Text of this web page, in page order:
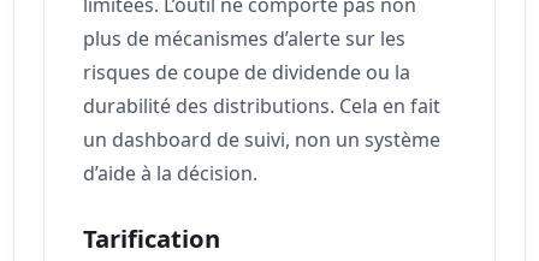
plus de mécanismes d’alerte sur les
risques de coupe de dividende ou la
durabilité des distributions. Cela en fait
un dashboard de suivi, non un système
d’aide à la décision.
Tarification